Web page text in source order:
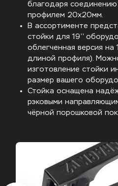
благодаря
профилем 20х20мм.
В ассортименте
стойки для 19''
облегченная версия на
длиной профиля).
изготовление стойки
размер вашего
Стойка оснащена
рэковыми
чёрной порошковой